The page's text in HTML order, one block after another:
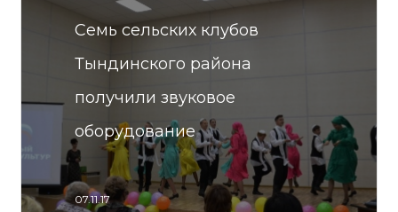
Семь сельских клубов
Тындинского района
получили звуковое
оборудование
07.11.17